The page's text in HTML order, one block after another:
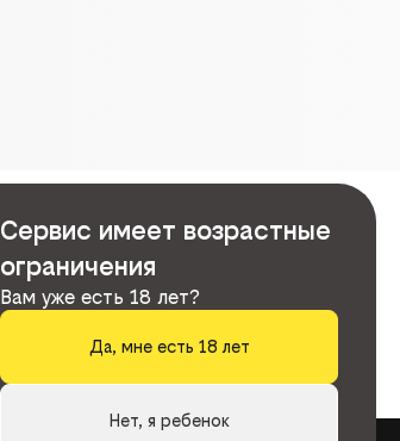
Сервис имеет возрастные
ограничения
Вам уже есть 18 лет?
Да, мне есть 18 лет
Нет, я ребенок